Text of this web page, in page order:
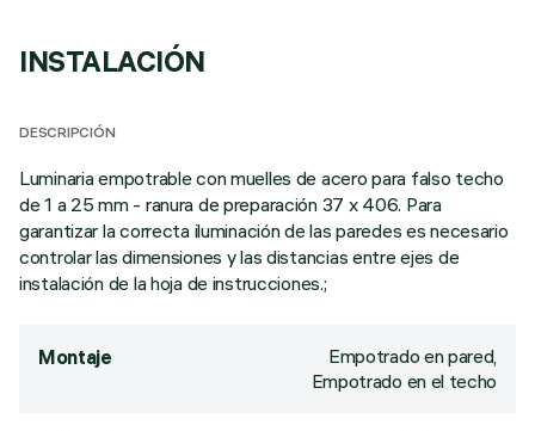
INSTALACIÓN
DESCRIPCIÓN
Luminaria empotrable con muelles de acero para falso techo
de 1 a 25 mm - ranura de preparación 37 x 406. Para
garantizar la correcta iluminación de las paredes es necesario
controlar las dimensiones y las distancias entre ejes de
instalación de la hoja de instrucciones.;
Montaje
Empotrado en pared,
Empotrado en el techo